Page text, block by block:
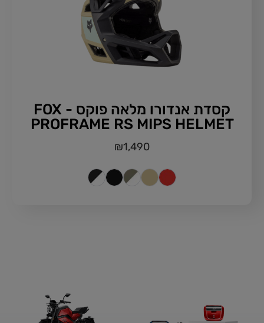
קסדת אנדורו מלאה פוקס - FOX
PROFRAME RS MIPS HELMET
₪1,490